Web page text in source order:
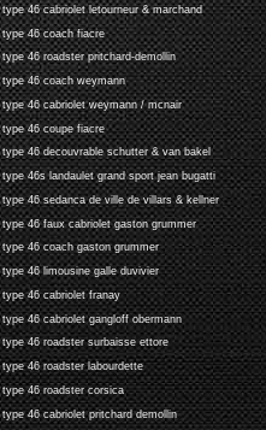
type 46 cabriolet letourneur & marchand
type 46 coach fiacre
type 46 roadster pritchard-demollin
type 46 coach weymann
type 46 cabriolet weymann / mcnair
type 46 coupe fiacre
type 46 decouvrable schutter & van bakel
type 46s landaulet grand sport jean bugatti
type 46 sedanca de ville de villars & kellner
type 46 faux cabriolet gaston grummer
type 46 coach gaston grummer
type 46 limousine galle duvivier
type 46 cabriolet franay
type 46 cabriolet gangloff obermann
type 46 roadster surbaisse ettore
type 46 roadster labourdette
type 46 roadster corsica
type 46 cabriolet pritchard demollin